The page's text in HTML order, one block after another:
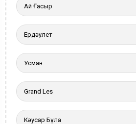
Ай Ғасыр
Ердәулет
Усман
Grand Les
Кәусар Бұлақ